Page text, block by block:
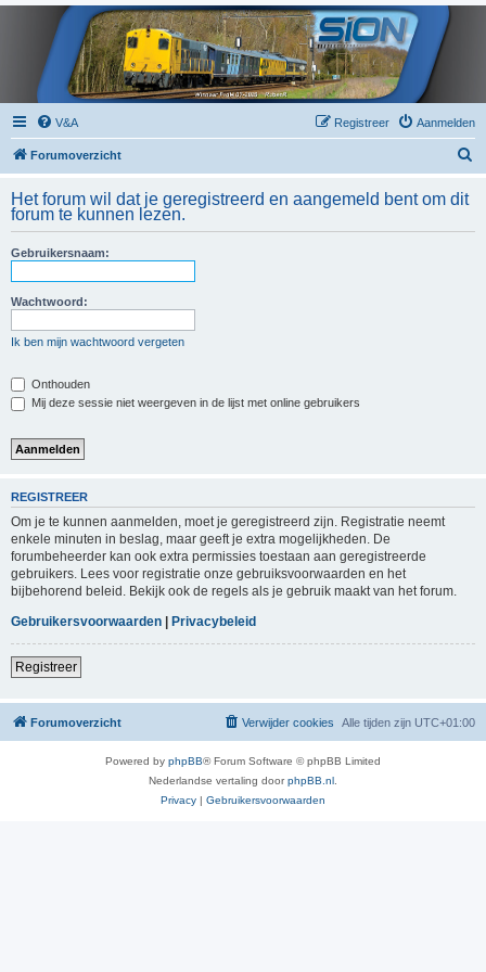
V&A Aanmelden
Registreer
Forumoverzicht
k
Het forum wil dat je geregistreerd en aangemeld bent om dit
forum te kunnen lezen.
Gebruikersnaam:
Wachtwoord:
Ik ben mijn wachtwoord vergeten
Onthouden
Mij deze sessie niet weergeven in de lijst met online gebruikers
REGISTREER
Om je te kunnen aanmelden, moet je geregistreerd zijn. Registratie neemt
enkele minuten in beslag, maar geeft je extra mogelijkheden. De
forumbeheerder kan ook extra permissies toestaan aan geregistreerde
gebruikers. Lees voor registratie onze gebruiksvoorwaarden en het
bijbehorend beleid. Bekijk ook de regels als je gebruik maakt van het forum.
Gebruikersvoorwaarden
Privacybeleid
Registreer
Forumoverzicht Alle tijden zijn UTC+01:00
Verwijder cookies
Powered by phpBB® Forum Software © phpBB Limited
Nederlandse vertaling doorphpBB.nl.
Privacy | Gebruikersvoorwaarden